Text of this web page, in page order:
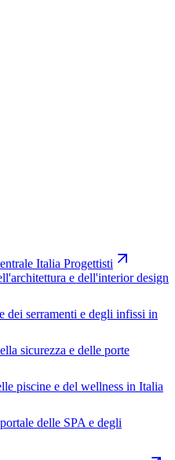
Italia Progettisti
e dell'interior design
dei serramenti e degli infissi in
sicurezza e delle porte
piscine e del wellness in Italia
delle SPA e degli